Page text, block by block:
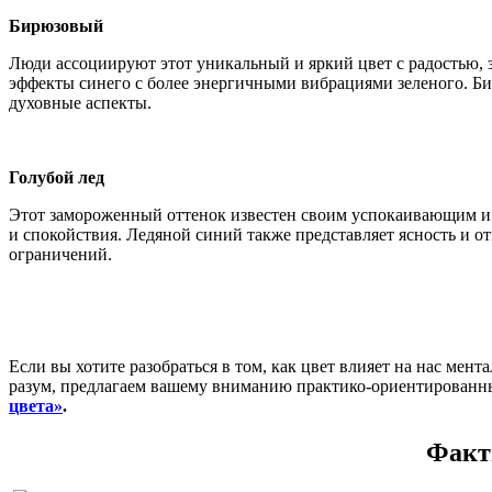
Бирюзовый
Люди ассоциируют этот уникальный и яркий цвет с
эффекты синего с более энергичными вибрациями зеленого.
духовные аспекты.
Голубой лед
Этот замороженный оттенок известен своим
и спокойствия. Ледяной синий также представляет ясность и
ограничений.
Если вы хотите разобраться в том, как цвет влияет на нас
разум, предлагаем вашему вниманию практико-
цвета».